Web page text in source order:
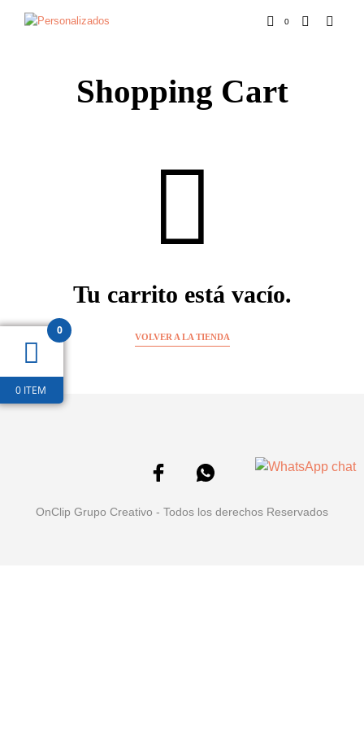
0
Shopping Cart
Tu carrito está vacío.
VOLVER A LA TIENDA
OnClip Grupo Creativo - Todos los derechos Reservados
0
0 ITEM